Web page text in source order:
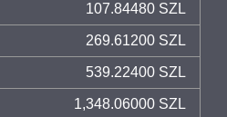
107.84480 SZL
269.61200 SZL
539.22400 SZL
1,348.06000 SZL